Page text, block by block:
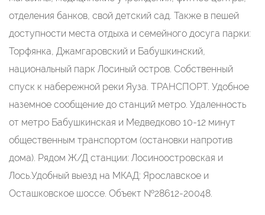
отделения банков, свой детский сад. Также в пешей
доступности места отдыха и семейного досуга парки:
Торфянка, Джамгаровский и Бабушкинский,
национальный парк Лосиный остров. Собственный
спуск к набережной реки Яуза. ТРАНСПОРТ. Удобное
наземное сообщение до станций метро. Удаленность
от метро Бабушкинская и Медведково 10-12 минут
общественным транспортом (остановки напротив
дома). Рядом Ж/Д станции: Лосиноостровская и
Лось.Удобный выезд на МКАД: Ярославское и
Осташковское шоссе. Объект №28612-20048.